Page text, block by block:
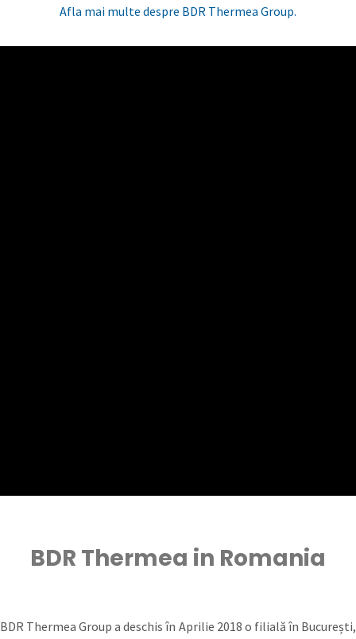
Afla mai multe despre BDR Thermea Group.
BDR Thermea in Romania
BDR Thermea Group a deschis în Aprilie 2018 o filială în București,